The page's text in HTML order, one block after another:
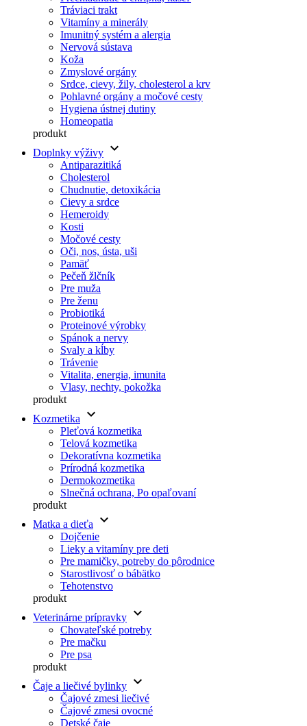
Tráviaci trakt
Vitamíny a minerály
Imunitný systém a alergia
Nervová sústava
Koža
Zmyslové orgány
Srdce, cievy, žily, cholesterol a krv
Pohlavné orgány a močové cesty
Hygiena ústnej dutiny
Homeopatia
produkt
Doplnky výživy keyboard_arrow_down
Antiparazitiká
Cholesterol
Chudnutie, detoxikácia
Cievy a srdce
Hemeroidy
Kosti
Močové cesty
Oči, nos, ústa, uši
Pamäť
Pečeň žlčník
Pre muža
Pre ženu
Probiotiká
Proteinové výrobky
Spánok a nervy
Svaly a kĺby
Trávenie
Vitalita, energia, imunita
Vlasy, nechty, pokožka
produkt
Kozmetika
keyboard_arrow_down
Pleťová kozmetika
Telová kozmetika
Dekoratívna kozmetika
Prírodná kozmetika
Dermokozmetika
Slnečná ochrana, Po opaľovaní
produkt
Matka a dieťa
keyboard_arrow_down
Dojčenie
Lieky a vitamíny pre deti
Pre mamičky, potreby do pôrodnice
Starostlivosť o bábätko
Tehotenstvo
produkt
Veterinárne prípravky keyboard_arrow_down
Chovateľské potreby
Pre mačku
Pre psa
produkt
Čaje a liečivé bylinky keyboard_arrow_down
Čajové zmesi liečivé
Čajové zmesi ovocné
Detské čaje